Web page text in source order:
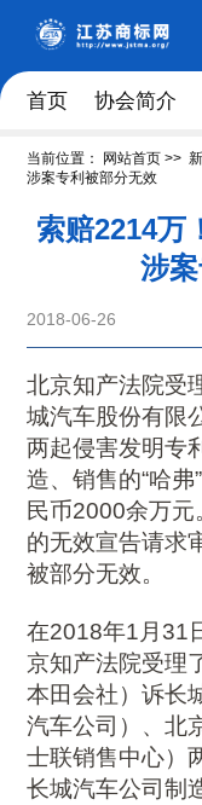
首页 协会简介
当前位置： 网站首页>>
涉案专利被部分无效
索赔2214万
涉
2018-06-26
北京知产法院受
城汽车股份有限
两起侵害发明专
造、销售的“哈
民币2000余万
的无效宣告请求
被部分无效。
在2018年1月31
京知产法院受理
本田会社）诉长
汽车公司）、北
士联销售中心）
长城汽车公司制